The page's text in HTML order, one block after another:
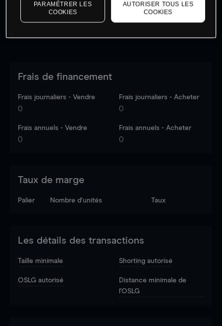
Frais de financement
Frais journaliers - Vendre
0
Frais journaliers - Acheter
0
Frais annuels - Vendre
0
Frais annuels - Acheter
0
Taux de marge
Palier Nombre d’unités Taux
Les détails des transactions
Taille minimale Shorting autorisé
OSLG autorisé
Distance minimale de
l'OSLG
PARAMÉTRER LES
COOKIES
AUTORISER TOUS LES
COOKIES